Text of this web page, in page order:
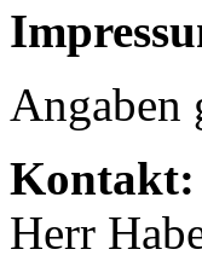
Angaben
Kontakt:
Herr